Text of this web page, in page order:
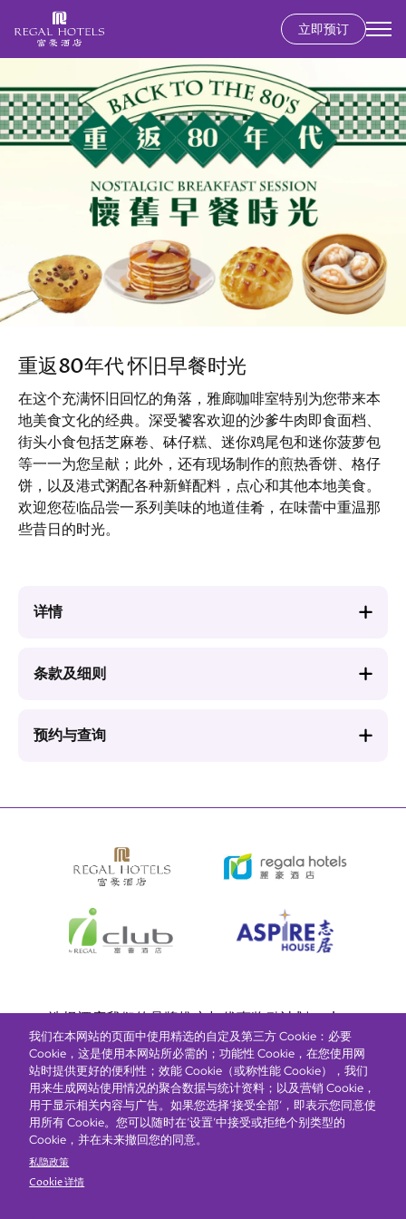
转
到
主
要
立即预订
Secondary
menu
像
重返80年代 怀旧早餐时光
在这个充满怀旧回忆的角落，雅廊咖啡室特别为您带来本
地美食文化的经典。深受饕客欢迎的沙爹牛肉即食面档、
街头小食包括芝麻卷、砵仔糕、迷你鸡尾包和迷你菠萝包
等一一为您呈献；此外，还有现场制作的煎热香饼、格仔
饼，以及港式粥配各种新鲜配料，点心和其他本地美食。
欢迎您莅临品尝一系列美味的地道佳肴，在味蕾中重温那
些昔日的时光。
详情
条款及细则
预约与查询
Bottom
menu
选择酒店我们的品牌推广与优惠奖励计划e-shop
管理层简介
抢先一步，掌握最新资讯！
我们在本网站的页面中使用精选的自定及第三方 Cookie：必要
Cookie，这是使用本网站所必需的；功能性 Cookie，在您使用网
站时提供更好的便利性；效能 Cookie（或称性能 Cookie），我们
用来生成网站使用情况的聚合数据与统计资料；以及营销 Cookie，
用于显示相关内容与广告。如果您选择‘接受全部’，即表示您同意使
用所有 Cookie。您可以随时在‘设置’中接受或拒绝个别类型的
Cookie，并在未来撤回您的同意。
私隐政策
Cookie 详情